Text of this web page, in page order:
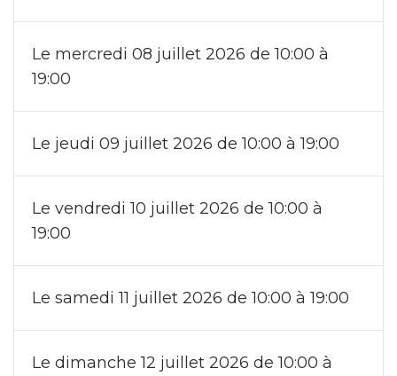
Le mercredi 08 juillet 2026 de 10:00 à
19:00
Le jeudi 09 juillet 2026 de 10:00 à 19:00
Le vendredi 10 juillet 2026 de 10:00 à
19:00
Le samedi 11 juillet 2026 de 10:00 à 19:00
Le dimanche 12 juillet 2026 de 10:00 à